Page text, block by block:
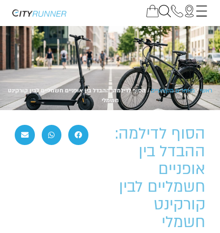
ראשי/מאמרים מקצועיים/הסוף לדילמה: ההבדל בין אופניים חשמליים לבין קורקינט
חשמלי
הסוף לדילמה:
ההבדל בין
אופניים
חשמליים לבין
קורקינט
חשמלי